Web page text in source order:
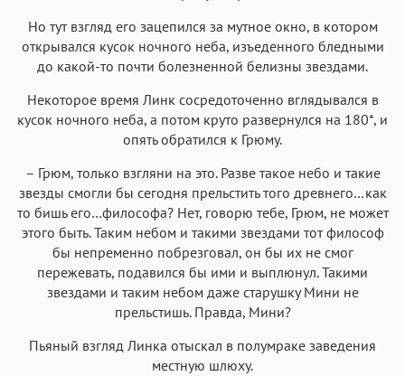
Но тут взгляд его зацепился за мутное окно, в котором
открывался кусок ночного неба, изъеденного бледными
до какой-то почти болезненной белизны звездами.
Некоторое время Линк сосредоточенно вглядывался в
кусок ночного неба, а потом круто развернулся на 180*, и
опять обратился к Грюму.
– Грюм, только взгляни на это. Разве такое небо и такие
звезды смогли бы сегодня прельстить того древнего…как
то бишь его…философа? Нет, говорю тебе, Грюм, не может
этого быть. Таким небом и такими звездами тот философ
бы непременно побрезговал, он бы их не смог
пережевать, подавился бы ими и выплюнул. Такими
звездами и таким небом даже старушку Мини не
прельстишь. Правда, Мини?
Пьяный взгляд Линка отыскал в полумраке заведения
местную шлюху.